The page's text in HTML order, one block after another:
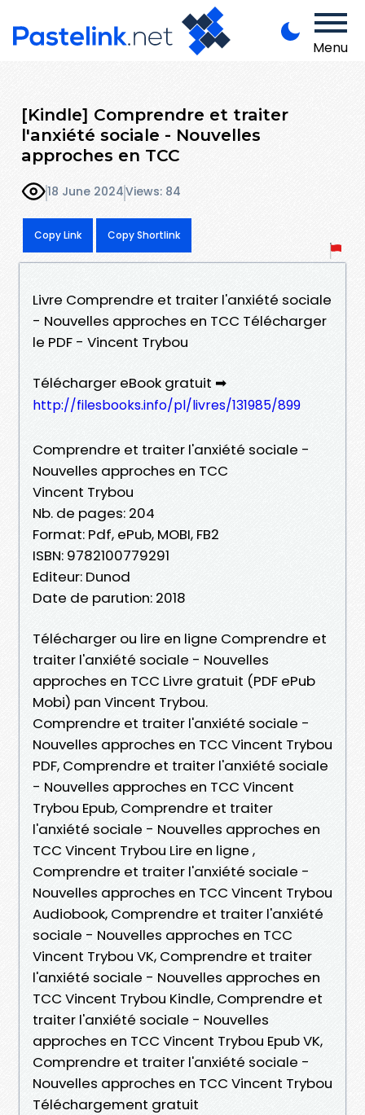
Menu
[Kindle] Comprendre et traiter
l'anxiété sociale - Nouvelles
approches en TCC
18 June 2024Views: 84
Copy Link Copy Shortlink
Livre Comprendre et traiter l'anxiété sociale
- Nouvelles approches en TCC Télécharger
le PDF - Vincent Trybou
Télécharger eBook gratuit ➡
http://filesbooks.info/pl/livres/131985/899
Comprendre et traiter l'anxiété sociale -
Nouvelles approches en TCC
Vincent Trybou
Nb. de pages: 204
Format: Pdf, ePub, MOBI, FB2
ISBN: 9782100779291
Editeur: Dunod
Date de parution: 2018
Télécharger ou lire en ligne Comprendre et
traiter l'anxiété sociale - Nouvelles
approches en TCC Livre gratuit (PDF ePub
Mobi) pan Vincent Trybou.
Comprendre et traiter l'anxiété sociale -
Nouvelles approches en TCC Vincent Trybou
PDF, Comprendre et traiter l'anxiété sociale
- Nouvelles approches en TCC Vincent
Trybou Epub, Comprendre et traiter
l'anxiété sociale - Nouvelles approches en
TCC Vincent Trybou Lire en ligne ,
Comprendre et traiter l'anxiété sociale -
Nouvelles approches en TCC Vincent Trybou
Audiobook, Comprendre et traiter l'anxiété
sociale - Nouvelles approches en TCC
Vincent Trybou VK, Comprendre et traiter
l'anxiété sociale - Nouvelles approches en
TCC Vincent Trybou Kindle, Comprendre et
traiter l'anxiété sociale - Nouvelles
approches en TCC Vincent Trybou Epub VK,
Comprendre et traiter l'anxiété sociale -
Nouvelles approches en TCC Vincent Trybou
Téléchargement gratuit